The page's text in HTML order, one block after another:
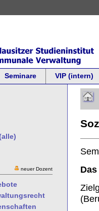
Seminare VIP (intern)
neuer Dozent